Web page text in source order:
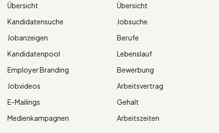
Übersicht
Kandidatensuche
Jobanzeigen
Kandidatenpool
Employer Branding
Jobvideos
E-Mailings
Medienkampagnen
Übersicht
Jobsuche
Berufe
Lebenslauf
Bewerbung
Arbeitsvertrag
Gehalt
Arbeitszeiten